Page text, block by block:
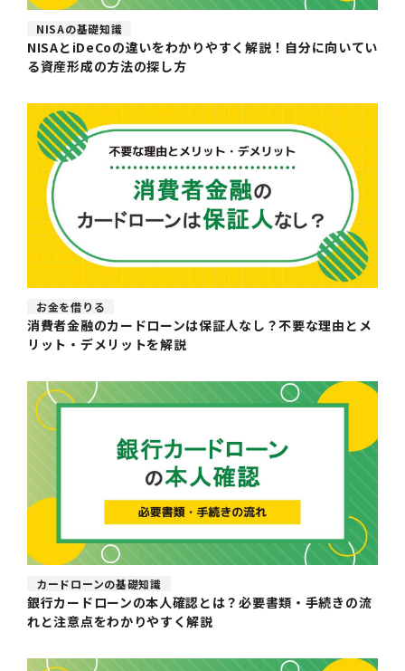
NISAの基礎知識
NISAとiDeCoの違いをわかりやすく解説！自分に向いてい
る資産形成の方法の探し方
お金を借りる
消費者金融のカードローンは保証人なし？不要な理由とメ
リット・デメリットを解説
カードローンの基礎知識
銀行カードローンの本人確認とは？必要書類・手続きの流
れと注意点をわかりやすく解説